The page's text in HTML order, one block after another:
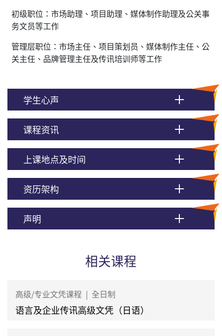
初级职位：市场助理、项目助理、媒体制作助理及公关事
务文员等工作
管理层职位：市场主任、项目策划员、媒体制作主任、公
关主任、品牌管理主任及传讯培训师等工作
学生心声
课程资讯
上课地点及时间
资历架构
声明
相关课程
高级/专业文凭课程 | 全日制
语言及企业传讯高级文凭（日语）